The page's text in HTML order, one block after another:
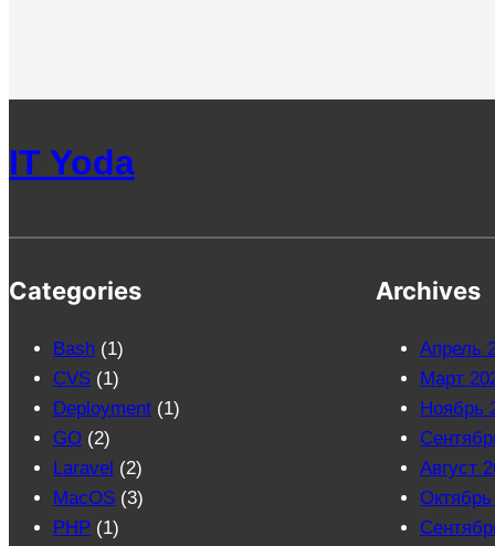
IT Yoda
Categories
Bash (1)
CVS (1)
Deployment (1)
GO (2)
Laravel (2)
MacOS (3)
PHP (1)
Archives
Апрель
Март
Ноябрь
Август